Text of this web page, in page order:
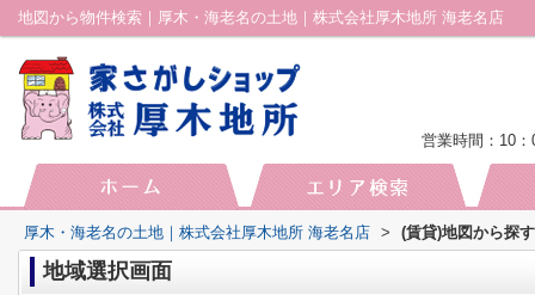
地図から物件検索｜厚木・海老名の土地｜株式会社厚木地所 海老名店
営業時間：10
厚木・海老名の土地｜株式会社厚木地所 海老名店 > (賃貸)地図から探す
地域選択画面